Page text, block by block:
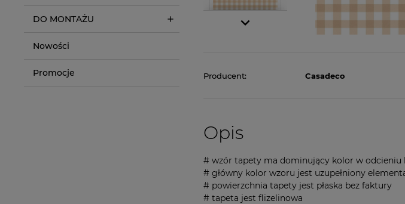
DO MONTAŻU
Nowości
Promocje Producent: Casadeco
Opis
# wzór tapety ma dominujący kolor w odcieniu
# główny kolor wzoru jest uzupełniony
# powierzchnia tapety jest płaska bez faktury
# tapeta jest flizelinowa